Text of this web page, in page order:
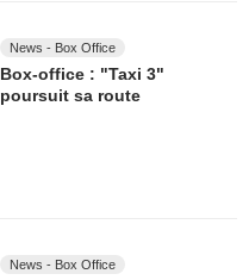
News - Box Office
Box-office : "Taxi 3"
poursuit sa route
News - Box Office